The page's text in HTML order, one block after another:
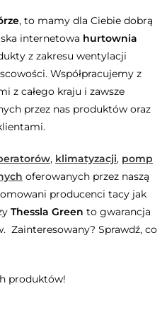
, to mamy dla Ciebie dobrą
internetowa hurtownia
z zakresu wentylacji
Współpracujemy z
z całego kraju i zawsze
przez nas produktów oraz
, klimatyzacji, pomp
oferowanych przez naszą
producenci tacy jak
Thessla Green to gwarancja
Zainteresowany? Sprawdź, co
produktów!